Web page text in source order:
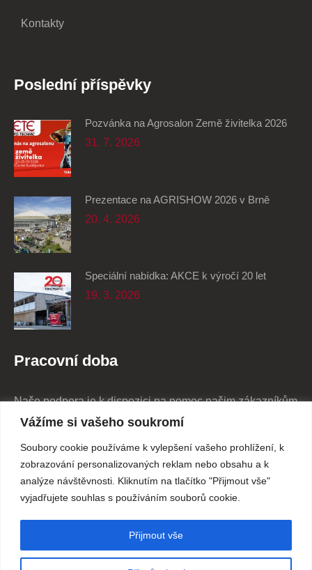
Vážíme si vašeho soukromí
Soubory cookie používáme k vylepšení vašeho prohlížení, k
zobrazování personalizovaných reklam nebo obsahu a k
analýze návštěvnosti. Kliknutím na tlačítko "Přijmout vše"
vyjadřujete souhlas s používáním souborů cookie.
Přijmout vše
Kontakty
Poslední příspěvky
Pozvánka na Agrosalon Země živitelka 2026
31. 7. 2026
Prezentace na AGRISHOW 2026 v Brně
20. 4. 2026
Speciální nabídka: AKCE k výročí 20 let
19. 3. 2026
Pracovní doba
Naše podpora je k dispozici na pomoc našim zákazníkům
24/7
Pondělí - Pátek 7:30 - 16:00
so, ne, svátky zavřeno